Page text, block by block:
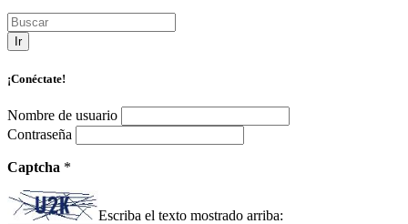
Ir
¡Conéctate!
Nombre de usuario
Contraseña
Captcha *
Escriba el texto mostrado arriba: